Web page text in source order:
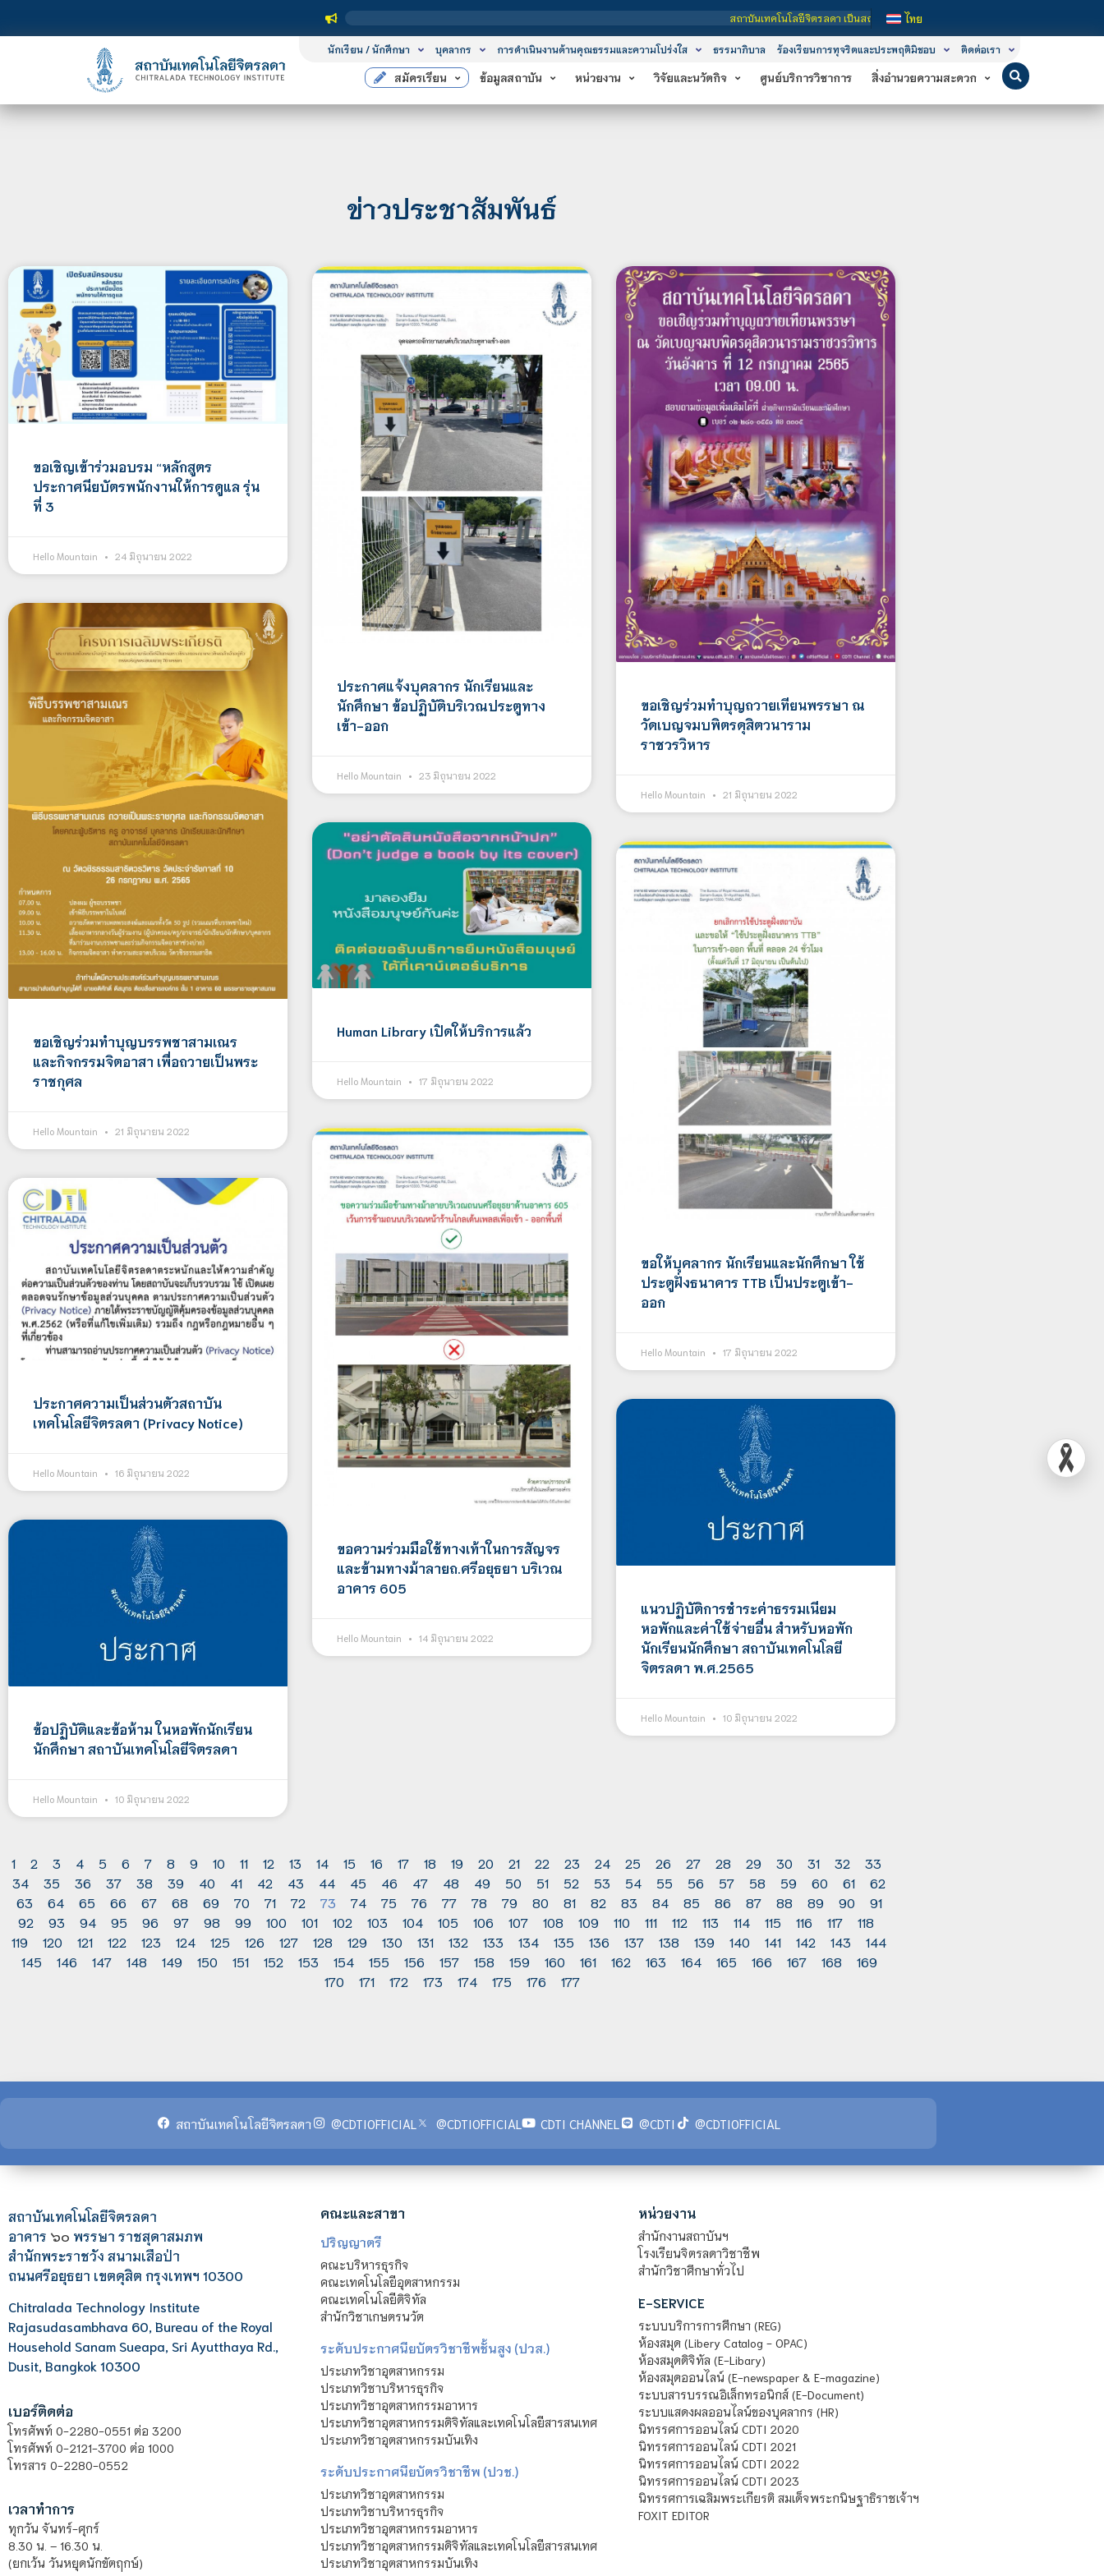
สถาบันเทคโนโลยีจิตรลดา เป็นสถาบันอุดมศึกษาในกำกับของรัฐ เปิดหลักสูตรการเรียนการสอน 3 ระดับ
ไทย
นักเรียน / นักศึกษา บุคลากร การดำเนินงานด้านคุณธรรมและความโปร่งใส ธรรมาภิบาล ร้องเรียนการทุจริตและประพฤติมิชอบ ติดต่อเรา
สมัครเรียน ข้อมูลสถาบัน หน่วยงาน วิจัยและนวัตกิจ ศูนย์บริการวิชาการ สิ่งอำนวยความสะดวก
ข่าวประชาสัมพันธ์
ขอเชิญเข้าร่วมอบรม “หลักสูตร
ประกาศนียบัตรพนักงานให้การดูแล รุ่น
ที่ 3
Hello Mountain 24 มิถุนายน 2022
ประกาศแจ้งบุคลากร นักเรียนและ
นักศึกษา ข้อปฏิบัติบริเวณประตูทาง
เข้า-ออก
Hello Mountain 23 มิถุนายน 2022
ขอเชิญร่วมทำบุญถวายเทียนพรรษา ณ
วัดเบญจมบพิตรดุสิตวนาราม
ราชวรวิหาร
Hello Mountain 21 มิถุนายน 2022
ขอเชิญร่วมทำบุญบรรพชาสามเณร
และกิจกรรมจิตอาสา เพื่อถวายเป็นพระ
ราชกุศล
Hello Mountain 21 มิถุนายน 2022
Human Library เปิดให้บริการแล้ว
Hello Mountain 17 มิถุนายน 2022
ขอให้บุคลากร นักเรียนและนักศึกษา ใช้
ประตูฝั่งธนาคาร TTB เป็นประตูเข้า-
ออก
Hello Mountain 17 มิถุนายน 2022
ประกาศความเป็นส่วนตัวสถาบัน
เทคโนโลยีจิตรลดา (Privacy Notice)
Hello Mountain 16 มิถุนายน 2022
ขอความร่วมมือใช้ทางเท้าในการสัญจร
และข้ามทางม้าลายถ.ศรีอยุธยา บริเวณ
อาคาร 605
Hello Mountain 14 มิถุนายน 2022
แนวปฏิบัติการชำระค่าธรรมเนียม
หอพักและค่าใช้จ่ายอื่น สำหรับหอพัก
นักเรียนนักศึกษา สถาบันเทคโนโลยี
จิตรลดา พ.ศ.2565
Hello Mountain 10 มิถุนายน 2022
ข้อปฏิบัติและข้อห้าม ในหอพักนักเรียน
นักศึกษา สถาบันเทคโนโลยีจิตรลดา
Hello Mountain 10 มิถุนายน 2022
1 2 3 4 5 6 7 8 9 10 11 12 13 14 15 16 17 18 19 20 21 22 23 24 25 26 27 28 29 30 31 32
33
34
35 36 37 38 39 40 41 42 43 44 45 46 47 48 49 50 51 52 53 54 55 56 57 58 59 60 61
62
63
64 65 66 67 68 69 70 71 72 73 74 75 76 77 78 79 80 81 82 83 84 85 86 87 88 89 90
91
92
93 94 95 96 97 98 99 100 101 102 103 104 105 106 107 108 109 110 111 112 113 114 115 116 117
118
119
120 121 122 123 124 125 126 127 128 129 130 131 132 133 134 135 136 137 138 139 140 141 142 143
144
145
146 147 148 149 150 151 152 153 154 155 156 157 158 159 160 161 162 163 164 165 166 167 168
169
170
171 172 173 174 175 176 177
สถาบันเทคโนโลยีจิตรลดา @CDTIOFFICIAL @CDTIOFFICIAL CDTI CHANNEL @CDTI @CDTIOFFICIAL
สถาบันเทคโนโลยีจิตรลดา
อาคาร ๖๐ พรรษา ราชสุดาสมภพ
สำนักพระราชวัง สนามเสือป่า
ถนนศรีอยุธยา เขตดุสิต กรุงเทพฯ 10300
Chitralada Technology Institute
Rajasudasambhava 60, Bureau of the Royal
Household Sanam Sueapa, Sri Ayutthaya Rd.,
Dusit, Bangkok 10300
เบอร์ติดต่อ
โทรศัพท์ 0-2280-0551 ต่อ 3200
โทรศัพท์ 0-2121-3700 ต่อ 1000
โทรสาร 0-2280-0552
เวลาทำการ
ทุกวัน จันทร์-ศุกร์
8.30 น. – 16.30 น.
(ยกเว้น วันหยุดนักขัตฤกษ์)
คณะและสาขา
ปริญญาตรี
คณะบริหารธุรกิจ
คณะเทคโนโลยีอุตสาหกรรม
คณะเทคโนโลยีดิจิทัล
สำนักวิชาเกษตรนวัต
ระดับประกาศนียบัตรวิชาชีพชั้นสูง (ปวส.)
ประเภทวิชาอุตสาหกรรม
ประเภทวิชาบริหารธุรกิจ
ประเภทวิชาอุตสาหกรรมอาหาร
ประเภทวิชาอุตสาหกรรมดิจิทัลและเทคโนโลยีสารสนเทศ
ประเภทวิชาอุตสาหกรรมบันเทิง
ระดับประกาศนียบัตรวิชาชีพ (ปวช.)
ประเภทวิชาอุตสาหกรรม
ประเภทวิชาบริหารธุรกิจ
ประเภทวิชาอุตสาหกรรมอาหาร
ประเภทวิชาอุตสาหกรรมดิจิทัลและเทคโนโลยีสารสนเทศ
ประเภทวิชาอุตสาหกรรมบันเทิง
หน่วยงาน
สำนักงานสถาบันฯ
โรงเรียนจิตรลดาวิชาชีพ
สำนักวิชาศึกษาทั่วไป
E-SERVICE
ระบบบริการการศึกษา (REG)
ห้องสมุด (Libery Catalog - OPAC)
ห้องสมุดดิจิทัล (E-Libary)
ห้องสมุดออนไลน์ (E-newspaper & E-magazine)
ระบบสารบรรณอิเล็กทรอนิกส์ (E-Document)
ระบบแสดงผลออนไลน์ของบุคลากร (HR)
นิทรรศการออนไลน์ CDTI 2020
นิทรรศการออนไลน์ CDTI 2021
นิทรรศการออนไลน์ CDTI 2022
นิทรรศการออนไลน์ CDTI 2023
นิทรรศการเฉลิมพระเกียรติ สมเด็จพระกนิษฐาธิราชเจ้าฯ
FOXIT EDITOR